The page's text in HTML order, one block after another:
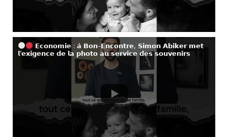
𝗘𝗰𝗼𝗻𝗼𝗺𝗶𝗲 : 𝗮̀ 𝗕𝗼𝗻-𝗘𝗻𝗰𝗼𝗻𝘁𝗿𝗲, 𝗦𝗶𝗺𝗼𝗻 𝗔𝗯𝗶𝗸𝗲𝗿 𝗺𝗲𝘁
𝗹’𝗲𝘅𝗶𝗴𝗲𝗻𝗰𝗲 𝗱𝗲 𝗹𝗮 𝗽𝗵𝗼𝘁𝗼 𝗮𝘂 𝘀𝗲𝗿𝘃𝗶𝗰𝗲 𝗱𝗲𝘀 𝘀𝗼𝘂𝘃𝗲𝗻𝗶𝗿𝘀